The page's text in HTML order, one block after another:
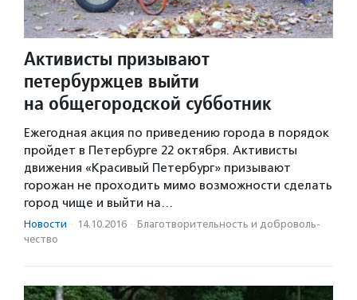
Активисты призывают
петербуржцев выйти
на общегородской субботник
Ежегодная акция по приведению города в порядок
пройдет в Петербурге 22 октября. Активисты
движения «Красивый Петербург» призывают
горожан не проходить мимо возможности сделать
город чище и выйти на…
Новости · 14.10.2016 · Благотвори­тель­ность и доброволь­
чест­во